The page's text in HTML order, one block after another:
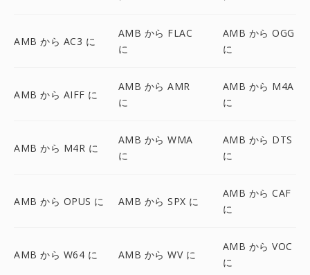
AMB から AC3 に
AMB から FLAC
に
AMB から OGG
に
AMB から AIFF に
AMB から AMR
に
AMB から M4A
に
AMB から M4R に
AMB から WMA
に
AMB から DTS
に
AMB から OPUS に AMB から SPX に
AMB から CAF
に
AMB から W64 に AMB から WV に
AMB から VOC
に